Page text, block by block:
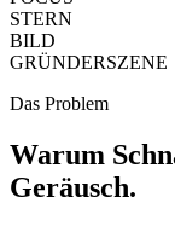
STERN
BILD
GRÜNDERSZENE
Das Problem
Warum
Geräusch.